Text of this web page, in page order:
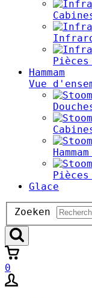
Hammam
Vue
Glace
Zoeken
Zoeken
0